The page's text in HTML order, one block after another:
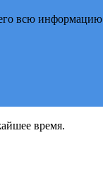
всю информацию
время.